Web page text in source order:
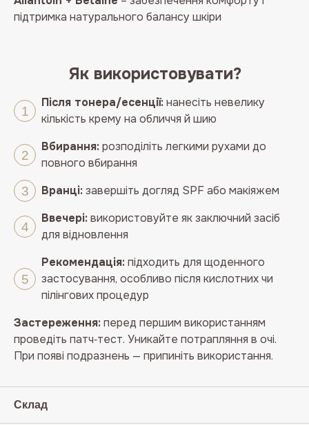
підтримка натурального балансу шкіри
Як використовувати?
Після тонера/есенції:нанесіть невелику
кількість крему на обличчя й шию
Вбирання:розподіліть легкими рухами до
повного вбирання
Вранці:завершіть догляд SPF або макіяжем
Ввечері:використовуйте як заключний засіб
для відновлення
Рекомендація:підходить для щоденного
застосування, особливо після кислотних чи
пілінгових процедур
Застереження:перед першим використанням
проведіть патч‑тест. Уникайте потрапляння в очі.
При появі подразнень — припиніть використання.
Склад